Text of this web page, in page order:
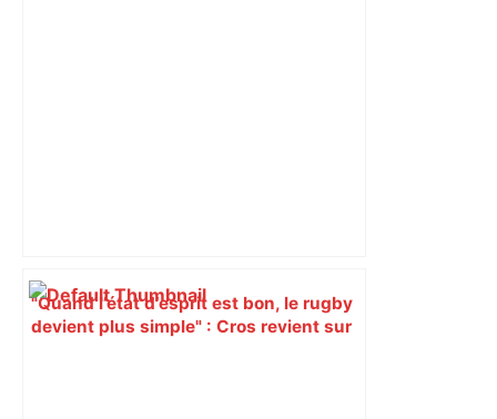
"Quand l’état d’esprit est bon, le rugby
devient plus simple" : Cros revient sur